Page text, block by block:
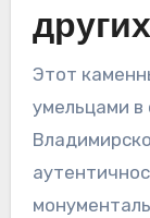
Этот
умельцами в